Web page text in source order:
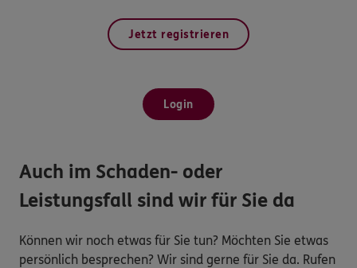
Jetzt registrieren
Login
Auch im Schaden- oder
Leistungsfall sind wir für Sie da
Können wir noch etwas für Sie tun? Möchten Sie etwas
persönlich besprechen? Wir sind gerne für Sie da. Rufen